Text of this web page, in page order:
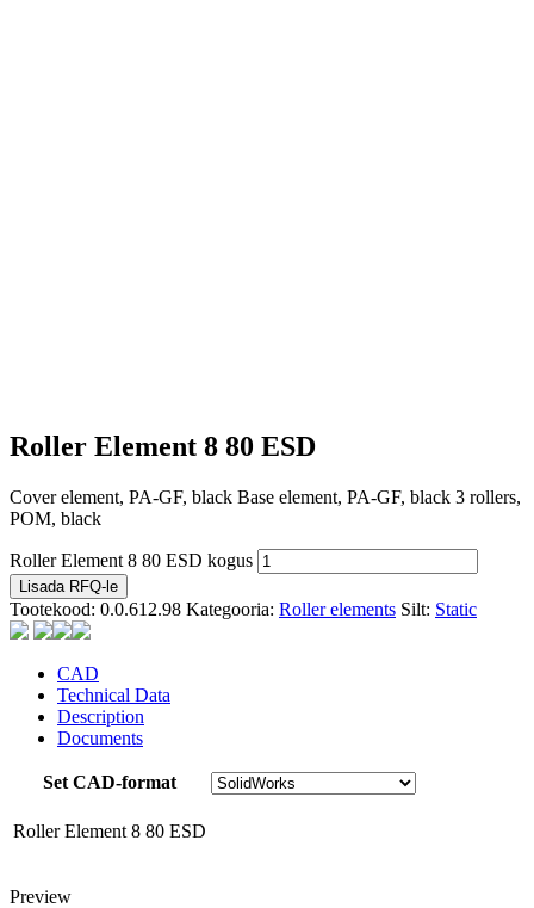
Roller Element 8 80 ESD
Cover element, PA-GF, black Base element, PA-GF, black 3 rollers,
POM, black
Roller Element 8 80 ESD kogus
Lisada RFQ-le
Tootekood: 0.0.612.98 Kategooria: Roller elements Silt: Static
CAD
Technical Data
Description
Documents
Set CAD-format
Roller Element 8 80 ESD
Preview